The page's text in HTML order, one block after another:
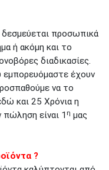
δεσμεύεται προσωπικά
ή ακόμη και το
διαδικασίες.
έχουν
να το
και 25 Χρόνια η
πώληση είναι 1η μας
?